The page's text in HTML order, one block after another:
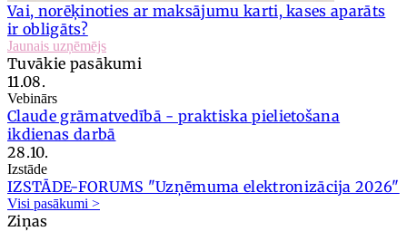
Vai, norēķinoties ar maksājumu karti, kases aparāts
ir obligāts?
Jaunais uzņēmējs
Tuvākie pasākumi
11.08.
Vebinārs
Claude grāmatvedībā - praktiska pielietošana
ikdienas darbā
28.10.
Izstāde
IZSTĀDE-FORUMS "Uzņēmuma elektronizācija 2026"
Visi pasākumi >
Ziņas